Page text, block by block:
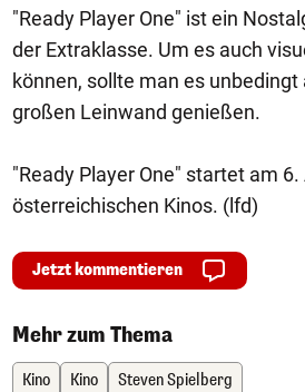
"Ready Player One" ist ein
der Extraklasse. Um es auch
können, sollte man es
großen Leinwand genießen.
"Ready Player One" startet am 6.
österreichischen Kinos. (lfd)
Jetzt kommentieren
Mehr zum Thema
Kino Kino Steven Spielberg